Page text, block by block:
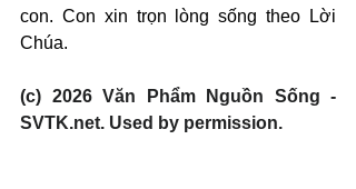
con. Con xin trọn lòng sống theo Lời
Chúa.
(c) 2026 Văn Phẩm Nguồn Sống -
SVTK.net. Used by permission.